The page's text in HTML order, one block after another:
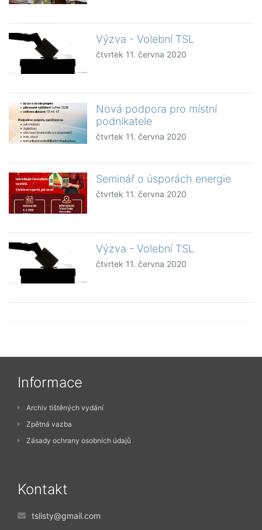
Výzva - Volební TSL
čtvrtek 11. června 2020
Nová podpora pro místní
podnikatele
čtvrtek 11. června 2020
Seminář o úsporách energie
čtvrtek 11. června 2020
Výzva - Volební TSL
čtvrtek 11. června 2020
Informace
Archiv tištěných vydání
Zpětná vazba
Zásady ochrany osobních údajů
Kontakt
tslisty@gmail.com